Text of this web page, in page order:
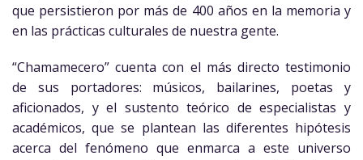
que persistieron por más de 400 años en la memoria y
en las prácticas culturales de nuestra gente.
“Chamamecero” cuenta con el más directo testimonio
de sus portadores: músicos, bailarines, poetas y
aficionados, y el sustento teórico de especialistas y
académicos, que se plantean las diferentes hipótesis
acerca del fenómeno que enmarca a este universo